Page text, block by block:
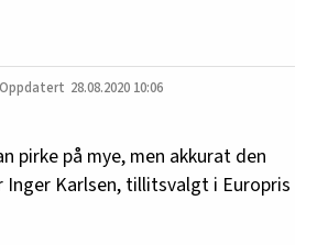
28.08.2020 10:06
pirke på mye, men akkurat den
Inger Karlsen, tillitsvalgt i Europris